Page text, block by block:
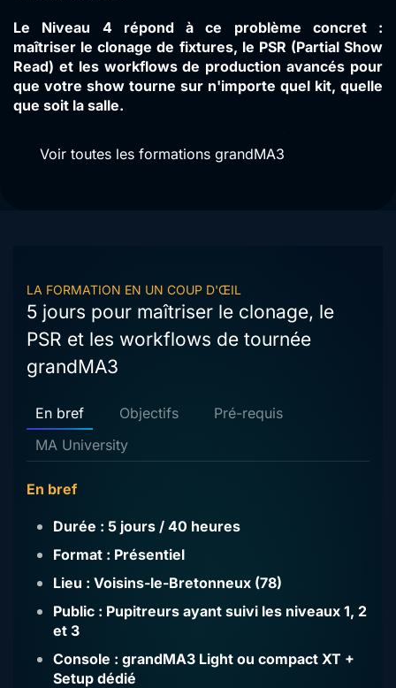
Le Niveau 4 répond à ce problème concret :
maîtriser leclonage de fixtures, le PSR (Partial Show
Read) et les workflows de production avancés pour
que votre show tourne sur n'importe quel kit, quelle
que soit la salle.
Voir toutes les formations grandMA3
LA FORMATION EN UN COUP D'ŒIL
5 jours pour maîtriser le clonage, le
PSR et les workflows de tournée
grandMA3
En bref Objectifs
Pré-requis
MA University
En bref
Durée : 5 jours / 40 heures
Format : Présentiel
Lieu : Voisins-le-Bretonneux (78)
Public : Pupitreurs ayant suivi les niveaux 1, 2
et 3
Console : grandMA3 Light ou compact XT +
Setup dédié